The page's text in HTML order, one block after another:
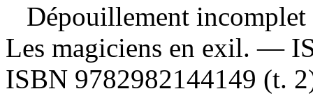
Dépouillement
Les magiciens en exil. —
ISBN 9782982144149 (t.